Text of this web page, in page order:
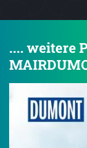
.... weitere